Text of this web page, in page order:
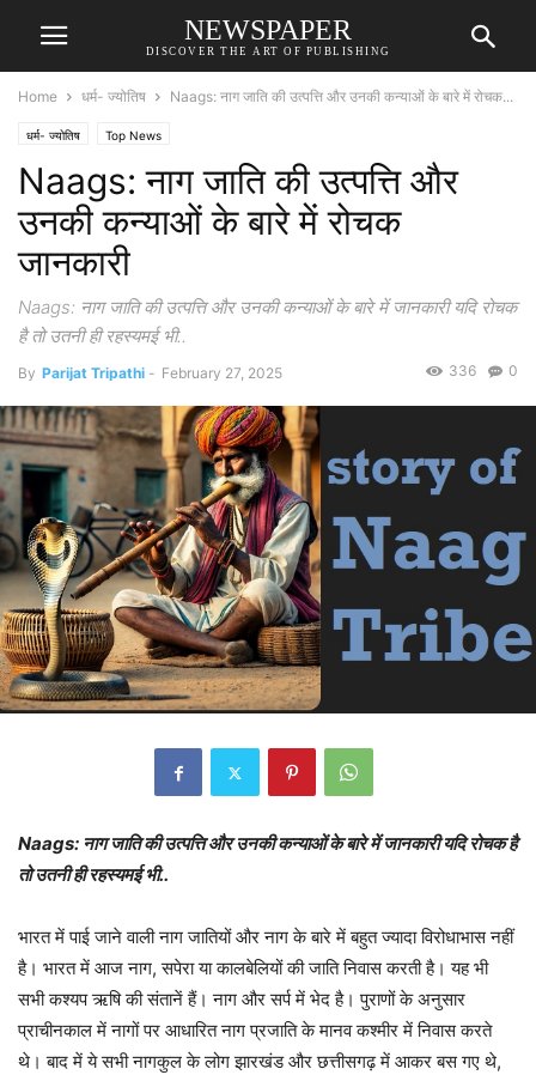
NEWSPAPER
DISCOVER THE ART OF PUBLISHING
Home धर्म- ज्योतिष Naags: नाग जाति की उत्पत्ति और उनकी कन्याओं के बारे में रोचक...
धर्म- ज्योतिष Top News
Naags: नाग जाति की उत्पत्ति और
उनकी कन्याओं के बारे में रोचक
जानकारी
Naags: नाग जाति की उत्पत्ति और उनकी कन्याओं के बारे में जानकारी यदि रोचक
है तो उतनी ही रहस्यमई भी..
By Parijat Tripathi - February 27, 2025 0
336
Naags: नाग जाति की उत्पत्ति और उनकी कन्याओं के बारे में जानकारी यदि रोचक है
तो उतनी ही रहस्यमई भी..
भारत में पाई जाने वाली नाग जातियों और नाग के बारे में बहुत ज्यादा विरोधाभास नहीं
है। भारत में आज नाग, सपेरा या कालबेलियों की जाति निवास करती है। यह भी
सभी कश्यप ऋषि की संतानें हैं। नाग और सर्प में भेद है। पुराणों के अनुसार
प्राचीनकाल में नागों पर आधारित नाग प्रजाति के मानव कश्मीर में निवास करते
थे। बाद में ये सभी नागकुल के लोग झारखंड और छत्तीसगढ़ में आकर बस गए थे,